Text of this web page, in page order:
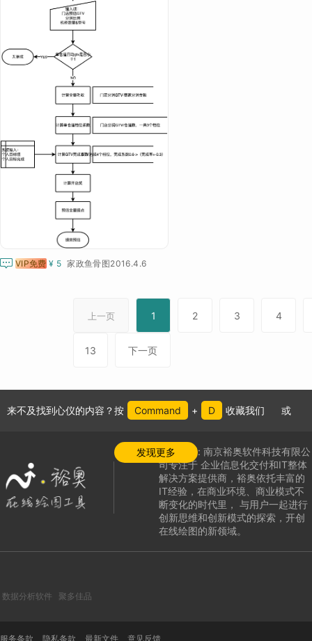
 VIP免费 ¥ 5 家政鱼骨图2016.4.6
上一页 1 2 3 4
13 下一页
来不及找到心仪的内容？按 Command + D 收藏我们 或
发现更多公司介绍:南京裕奥软件科技有限公
司专注于 企业信息化交付和IT整体
解决方案提供商，裕奥依托丰富的
IT经验，在商业环境、商业模式不
断变化的时代里，
与用户一起进行
创新思维和创新模式的探索，开创
在线绘图的新领域。
数据分析软件 聚多佳品
服务条款 隐私条款 最新文件 意见反馈